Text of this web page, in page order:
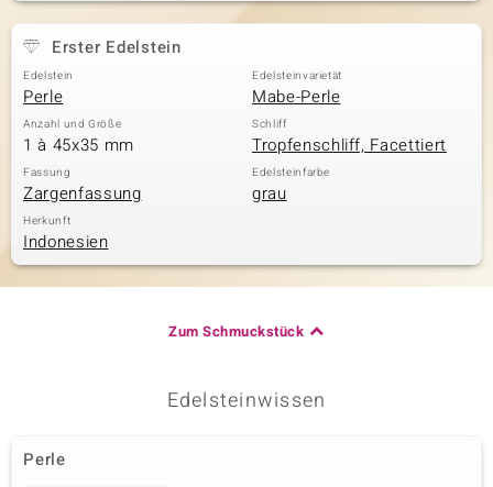
ClassicsErster Edelstein
Edelstein
Perle
Edelsteinvarietät
Mabe-Perle
Anzahl und Größe
1 à 45x35 mm
Schliff
Tropfenschliff, Facettiert
Fassung
Zargenfassung
Edelsteinfarbe
grau
Herkunft
Indonesien
Zum Schmuckstück
Edelsteinwissen
Perle